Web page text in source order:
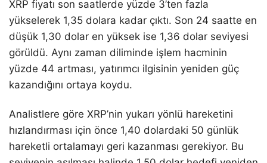
XRP fiyatı son saatlerde yüzde 3’ten fazla
yükselerek 1,35 dolara kadar çıktı. Son 24 saatte en
düşük 1,30 dolar en yüksek ise 1,36 dolar seviyesi
görüldü. Aynı zaman diliminde işlem hacminin
yüzde 44 artması, yatırımcı ilgisinin yeniden güç
kazandığını ortaya koydu.
Analistlere göre XRP’nin yukarı yönlü hareketini
hızlandırması için önce 1,40 dolardaki 50 günlük
hareketli ortalamayı geri kazanması gerekiyor. Bu